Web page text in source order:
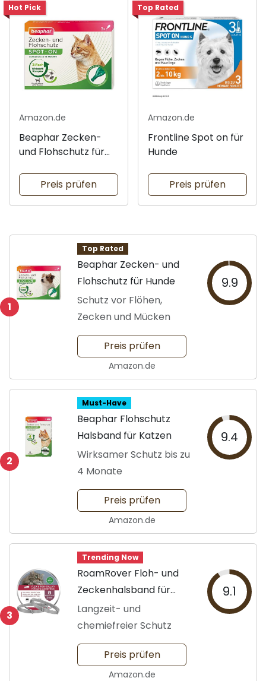
Hot Pick
Amazon.de
Beaphar Zecken-
und Flohschutz für
Preis prüfen
Top Rated
Amazon.de
Frontline Spot on für
Hunde
Preis prüfen
1
Top Rated
Beaphar Zecken- und
Flohschutz für Hunde
Schutz vor Flöhen,
Zecken und Mücken
9.9
Preis prüfen
Amazon.de
2
Must-Have
Beaphar Flohschutz
Halsband für Katzen
Wirksamer Schutz bis zu
4 Monate
9.4
Preis prüfen
Amazon.de
3
Trending Now
RoamRover Floh- und
Zeckenhalsband für
Katzen
Langzeit- und
chemiefreier Schutz
9.1
Preis prüfen
Amazon.de